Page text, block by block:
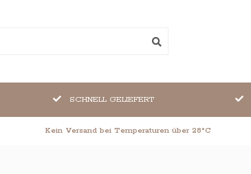
SCHNELL GELIEFERT
Kein Versand bei Temperaturen über 28°C